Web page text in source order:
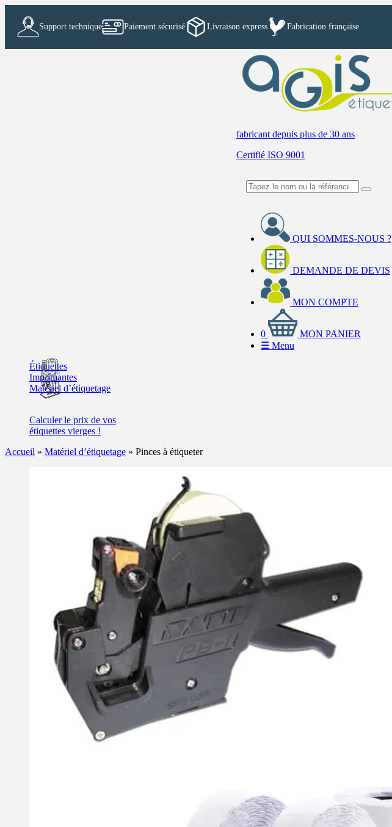
Support technique Paiement sécurisé Livraison express Fabrication française
fabricant depuis plus de 30 ans
Certifié ISO 9001
QUI SOMMES-NOUS ?
DEMANDE DE DEVIS
MON COMPTE
0
MON PANIER
☰ Menu
Étiquettes
Imprimantes
Matériel d’étiquetage
Calculerle prix de vos
étiquettes vierges !
Accueil » Matériel d’étiquetage » Pinces à étiqueter